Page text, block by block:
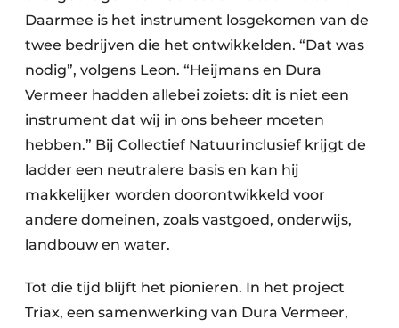
Daarmee is het instrument losgekomen van de
twee bedrijven die het ontwikkelden. “Dat was
nodig”, volgens Leon. “Heijmans en Dura
Vermeer hadden allebei zoiets: dit is niet een
instrument dat wij in ons beheer moeten
hebben.” Bij Collectief Natuurinclusief krijgt de
ladder een neutralere basis en kan hij
makkelijker worden doorontwikkeld voor
andere domeinen, zoals vastgoed, onderwijs,
landbouw en water.
Tot die tijd blijft het pionieren. In het project
Triax, een samenwerking van Dura Vermeer,